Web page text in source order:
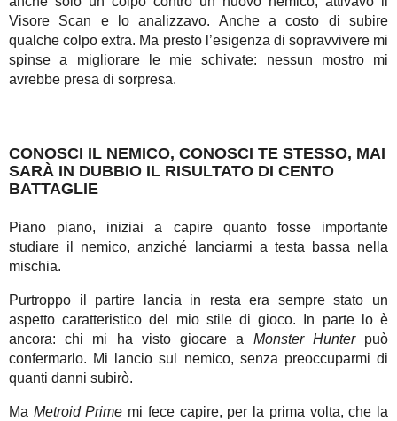
Visore Scan e lo analizzavo. Anche a costo di subire
qualche colpo extra. Ma presto l’esigenza di sopravvivere mi
spinse a migliorare le mie schivate: nessun mostro mi
avrebbe presa di sorpresa.
CONOSCI IL NEMICO, CONOSCI TE STESSO, MAI
SARÀ IN DUBBIO IL RISULTATO DI CENTO
BATTAGLIE
Piano piano, iniziai a capire quanto fosse importante
studiare il nemico, anziché lanciarmi a testa bassa nella
mischia.
Purtroppo il partire lancia in resta era sempre stato un
aspetto caratteristico del mio stile di gioco. In parte lo è
ancora: chi mi ha visto giocare a Monster Hunterpuò
confermarlo. Mi lancio sul nemico, senza preoccuparmi di
quanti danni subirò.
Ma Metroid Prime mi fece capire, per la prima volta, che la